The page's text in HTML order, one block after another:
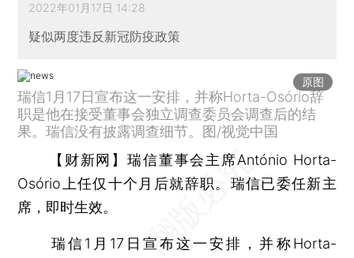
2022年01月17日 14:28
疑似两度违反新冠防疫政策
原图
瑞信1月17日宣布这一安排，并称Horta-Osório辞
职是他在接受董事会独立调查委员会调查后的结
果。瑞信没有披露调查细节。图/视觉中国
【财新网】瑞信董事会主席António Horta-
Osório上任仅十个月后就辞职。瑞信已委任新主
席，即时生效。
瑞信1月17日宣布这一安排，并称Horta-